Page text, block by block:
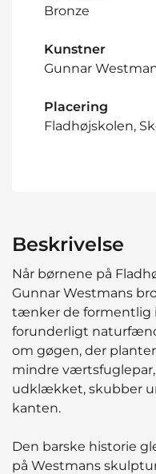
Bronze
Kunstner
Gunnar Westman
Placering
Fladhøjskolen,
Beskrivelse
Når børnene på
Gunnar Westmans
tænker de formentlig
forunderligt
om gøgen, der
mindre
udklækket, skubber
kanten.
Den barske historie
på Westmans